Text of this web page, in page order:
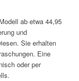
ab etwa 44,95
und
Sie erhalten
Eine
oder per